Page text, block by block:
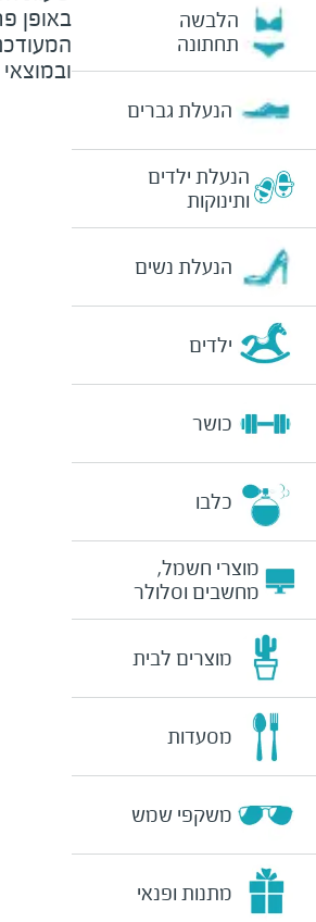
הלבשה
תחתונה
הנעלת גברים
הנעלת ילדים
ותינוקות
הנעלת נשים
ילדים
כושר
כלבו
מוצרי חשמל,
מחשבים וסלולר
מוצרים לבית
מסעדות
משקפי שמש
מתנות ופנאי
באופן